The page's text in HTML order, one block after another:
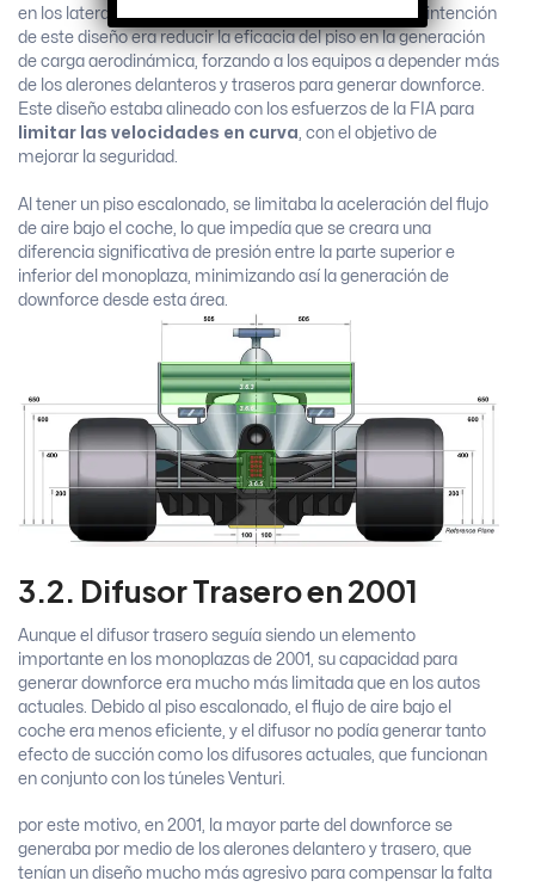
en los laterales, formando una especie de escalón. La intención
de este diseño era reducir la eficacia del piso en la generación
de carga aerodinámica, forzando a los equipos a depender más
de los alerones delanteros y traseros para generar downforce.
Este diseño estaba alineado con los esfuerzos de la FIA para
limitar las velocidades en curva , con el objetivo de
mejorar la seguridad.
Al tener un piso escalonado, se limitaba la aceleración del flujo
de aire bajo el coche, lo que impedía que se creara una
diferencia significativa de presión entre la parte superior e
inferior del monoplaza, minimizando así la generación de
downforce desde esta área.
3.2. Difusor Trasero en 2001
Aunque el difusor trasero seguía siendo un elemento
importante en los monoplazas de 2001, su capacidad para
generar downforce era mucho más limitada que en los autos
actuales. Debido al piso escalonado, el flujo de aire bajo el
coche era menos eficiente, y el difusor no podía generar tanto
efecto de succión como los difusores actuales, que funcionan
en conjunto con los túneles Venturi.
por este motivo, en 2001, la mayor parte del downforce se
generaba por medio de los alerones delantero y trasero, que
tenían un diseño mucho más agresivo para compensar la falta